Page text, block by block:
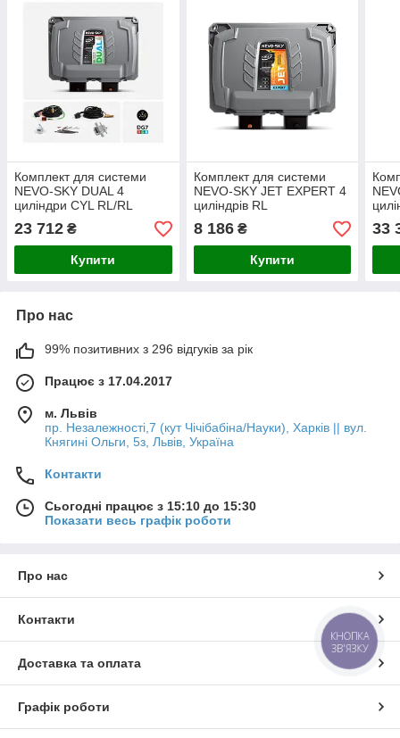
Комплект для системи
NEVO-SKY DUAL 4
циліндри CYL RL/RL
23 712 ₴
Купити
Комплект для системи
NEVO-SKY JET EXPERT 4
циліндрів RL
8 186₴
Купити
33
Про нас
99% позитивних з 296 відгуків за рік
Працює з 17.04.2017
м. Львів
пр. Незалежності,7 (кут Чічібабіна/Науки), Харків || вул.
Княгині Ольги, 5з, Львів, Україна
Контакти
Сьогодні працює з 15:10 до 15:30
Показати весь графік роботи
Про нас
Контакти
Доставка та оплата
Графік роботи
КНОПКА
ЗВ'ЯЗКУ